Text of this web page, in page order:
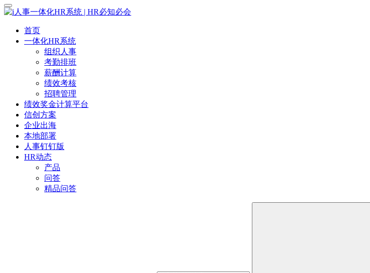
首页
一体化HR系统
组织人事
考勤排班
薪酬计算
绩效考核
招聘管理
绩效奖金计算平台
信创方案
企业出海
本地部署
人事钉钉版
HR动态
产品
问答
精品问答